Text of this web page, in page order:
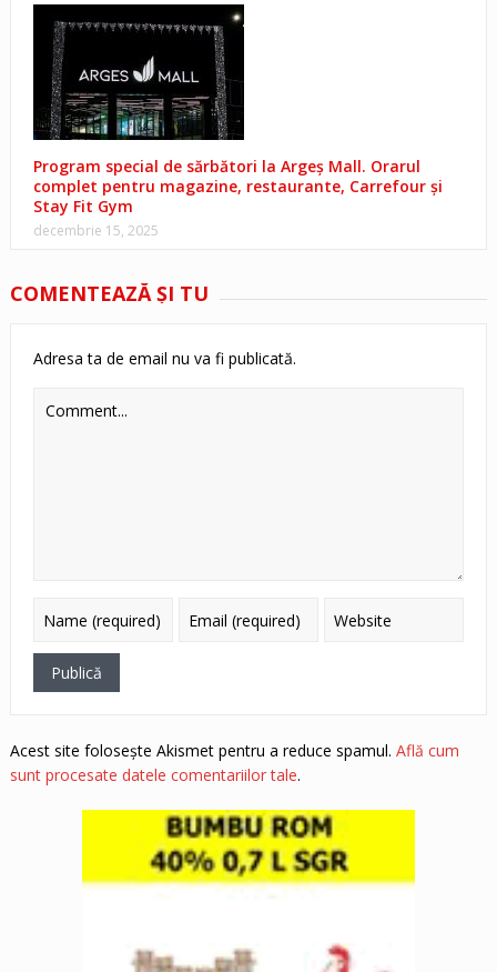
Program special de sărbători la Argeș Mall. Orarul
complet pentru magazine, restaurante, Carrefour și
Stay Fit Gym
decembrie 15, 2025
COMENTEAZĂ ŞI TU
Adresa ta de email nu va fi publicată.
Acest site folosește Akismet pentru a reduce spamul. Află cum
sunt procesate datele comentariilor tale.